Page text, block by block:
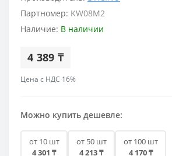
Партномер: KW08M2
Наличие: В наличии
4 389 ₸
Цена с НДС 16%
Можно купить дешевле:
от 10 шт
4 301 ₸
от 50 шт
4 213 ₸
от 100 шт
4 170 ₸